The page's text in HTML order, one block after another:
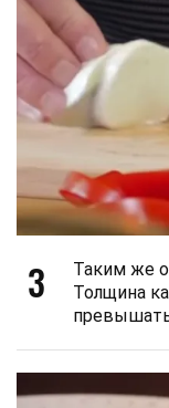
3
Таким же
Толщина